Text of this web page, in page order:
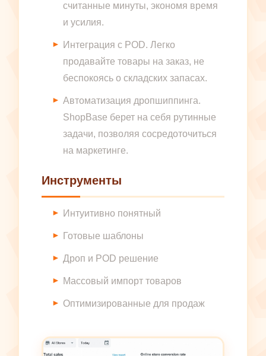
считанные минуты, экономя время
и усилия.
Интеграция с POD. Легко
продавайте товары на заказ, не
беспокоясь о складских запасах.
Автоматизация дропшиппинга.
ShopBase берет на себя рутинные
задачи, позволяя сосредоточиться
на маркетинге.
Инструменты
Интуитивно понятный
Готовые шаблоны
Дроп и POD решение
Массовый импорт товаров
Оптимизированные для продаж